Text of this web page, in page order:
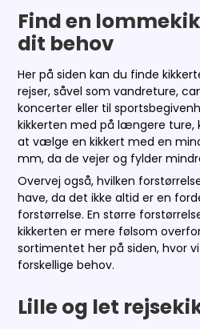
Find en
dit behov
Her på siden kan du finde
rejser, såvel som vandreture,
koncerter eller til
kikkerten med på længere
at vælge en kikkert med en
mm, da de vejer og fylder
Overvej også, hvilken
have, da det ikke altid er en
forstørrelse. En større
kikkerten er mere følsom
sortimentet her på siden, hvor
forskellige behov.
Lille og let